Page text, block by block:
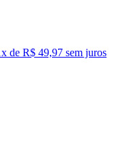
x de R$ 49,97 sem juros